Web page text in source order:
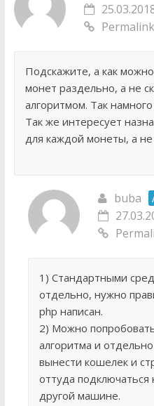
Permalink
Подскажите, а как
монет раздельно, а не
алгоритмом. Так
Так же интересует
для каждой монеты, а не
buba
1) Стандартными
отдельно, нужно
php написан.
2) Можно
алгоритма и
вынести кошелек и
оттуда подключаться
другой машине.